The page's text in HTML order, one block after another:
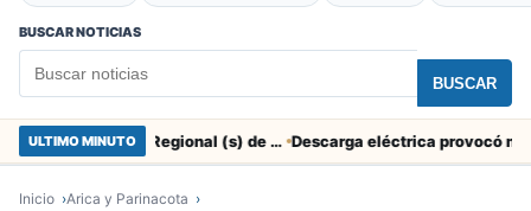
BUSCAR NOTICIAS
BUSCAR
ULTIMO MINUTO SERNAC pidió la renuncia a Director Regional (s) de Arica por contratar solo a militantes del Gobierno
Inicio
Arica y Parinacota